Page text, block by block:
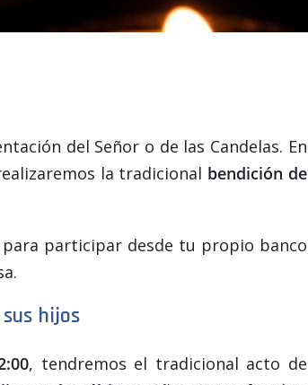
del Señor o de las Candelas. En
la tradicional bendición de
participar desde tu propio banco
hijos
, tendremos el tradicional acto de